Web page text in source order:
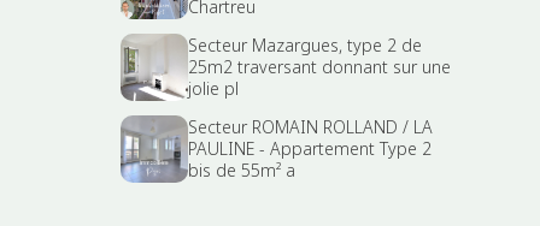
Chartreu
Secteur Mazargues, type 2 de
25m2 traversant donnant sur une
jolie pl
Secteur ROMAIN ROLLAND / LA
PAULINE - Appartement Type 2
bis de 55m² a